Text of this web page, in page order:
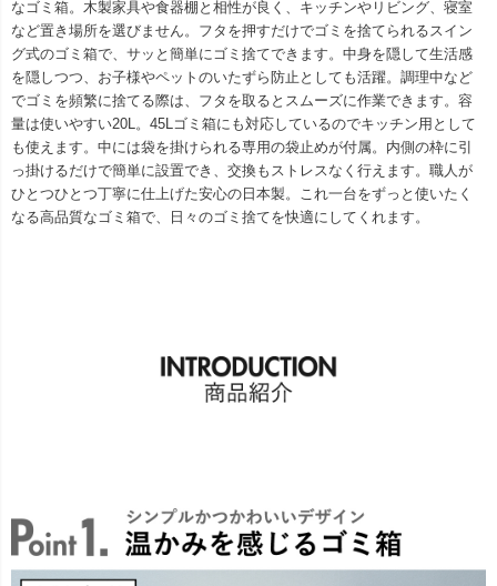
なゴミ箱。木製家具や食器棚と相性が良く、キッチンやリビング、寝室
など置き場所を選びません。フタを押すだけでゴミを捨てられるスイン
グ式のゴミ箱で、サッと簡単にゴミ捨てできます。中身を隠して生活感
を隠しつつ、お子様やペットのいたずら防止としても活躍。調理中など
でゴミを頻繁に捨てる際は、フタを取るとスムーズに作業できます。容
量は使いやすい20L。45Lゴミ箱にも対応しているのでキッチン用として
も使えます。中には袋を掛けられる専用の袋止めが付属。内側の枠に引
っ掛けるだけで簡単に設置でき、交換もストレスなく行えます。職人が
ひとつひとつ丁寧に仕上げた安心の日本製。これ一台をずっと使いたく
なる高品質なゴミ箱で、日々のゴミ捨てを快適にしてくれます。